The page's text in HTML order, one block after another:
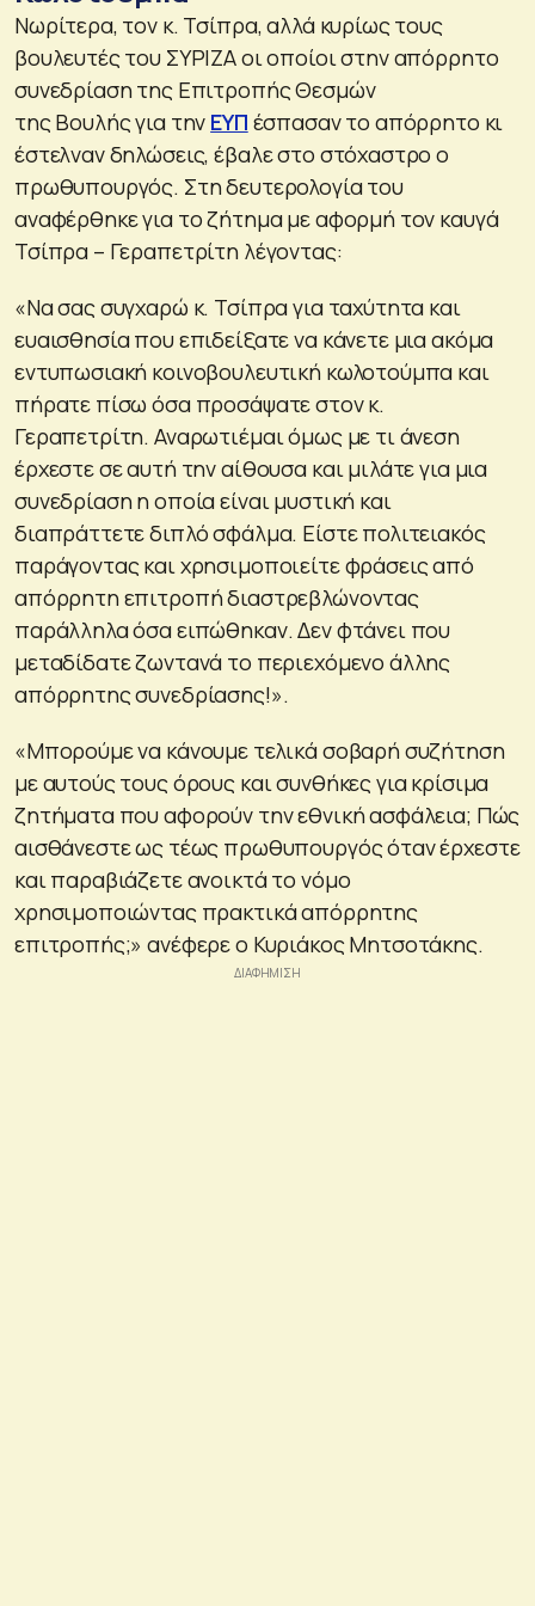
Νωρίτερα, τον κ. Τσίπρα, αλλά κυρίως τους
βουλευτές του ΣΥΡΙΖΑ οι οποίοι στην απόρρητο
συνεδρίαση της Επιτροπής Θεσμών
της Βουλής για την ΕΥΠ έσπασαν το απόρρητο κι
έστελναν δηλώσεις, έβαλε στο στόχαστρο ο
πρωθυπουργός. Στη δευτερολογία του
αναφέρθηκε για το ζήτημα με αφορμή τον καυγά
Τσίπρα – Γεραπετρίτη λέγοντας:
«Να σας συγχαρώ κ. Τσίπρα για ταχύτητα και
ευαισθησία που επιδείξατε να κάνετε μια ακόμα
εντυπωσιακή κοινοβουλευτική κωλοτούμπα και
πήρατε πίσω όσα προσάψατε στον κ.
Γεραπετρίτη. Αναρωτιέμαι όμως με τι άνεση
έρχεστε σε αυτή την αίθουσα και μιλάτε για μια
συνεδρίαση η οποία είναι μυστική και
διαπράττετε διπλό σφάλμα. Είστε πολιτειακός
παράγοντας και χρησιμοποιείτε φράσεις από
απόρρητη επιτροπή διαστρεβλώνοντας
παράλληλα όσα ειπώθηκαν. Δεν φτάνει που
μεταδίδατε ζωντανά το περιεχόμενο άλλης
απόρρητης συνεδρίασης!».
«Μπορούμε να κάνουμε τελικά σοβαρή συζήτηση
με αυτούς τους όρους και συνθήκες για κρίσιμα
ζητήματα που αφορούν την εθνική ασφάλεια; Πώς
αισθάνεστε ως τέως πρωθυπουργός όταν έρχεστε
και παραβιάζετε ανοικτά το νόμο
χρησιμοποιώντας πρακτικά απόρρητης
επιτροπής;» ανέφερε ο Κυριάκος Μητσοτάκης.